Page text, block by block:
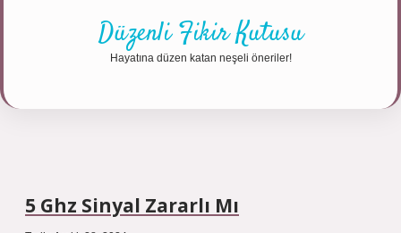
Düzenli Fikir Kutusu
Hayatına düzen katan neşeli öneriler!
5 Ghz Sinyal Zararlı Mı